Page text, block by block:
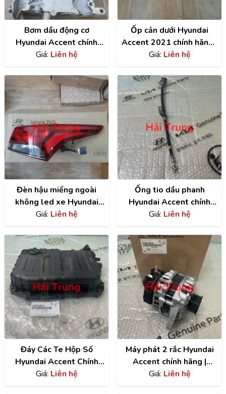
Bơm dầu động cơ
Hyundai Accent chính
hãng | 2131026802
Giá: Liên hệ
Ốp cản dưới Hyundai
Accent 2021 chính hãng |
86577H6510
Giá: Liên hệ
Đèn hậu miếng ngoài
không led xe Hyundai
Accent | 92402H6000
Giá: Liên hệ
Ống tio dầu phanh
Hyundai Accent chính
hãng | 58732A7000
Giá: Liên hệ
Đáy Các Te Hộp Số
Hyundai Accent Chính
Hãng | 4528026101
Giá: Liên hệ
Máy phát 2 rắc Hyundai
Accent chính hãng |
373002B101
Giá: Liên hệ